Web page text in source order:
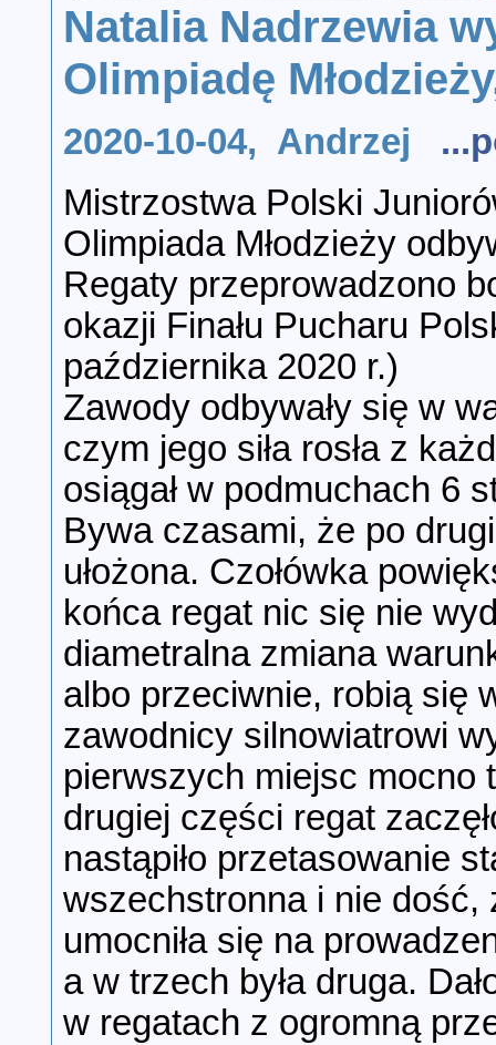
Natalia Nadrzewia
Olimpiadę
2020-10-04, Andrzej
Mistrzostwa Polski
Olimpiada Młodzieży
Regaty przeprowadzono
okazji Finału Pucharu
października 2020 r.)
Zawody odbywały się w
czym jego siła rosła z
osiągał w podmuchach 6
Bywa czasami, że po
ułożona. Czołówka
końca regat nic się nie
diametralna zmiana
albo przeciwnie, robią się
zawodnicy silnowiatrowi
pierwszych miejsc mocno
drugiej części regat
nastąpiło przetasowanie
wszechstronna i nie dość,
umocniła się na
a w trzech była druga.
w regatach z ogromną